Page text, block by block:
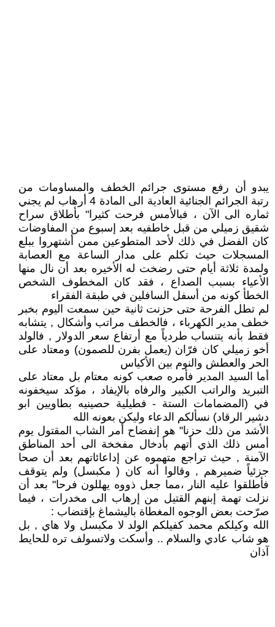
يبدو أن رفع مستوى جرائم الخطف والمساومات من
رتبة الجرائم الجنائية العادية الى المادة 4 أرهاب لم يجني
ثماره الى الآن ، فبالأمس فرحت كثيرا" بأطلاق سراح
شقيق زميلي من قبل خاطفيه بعد إسبوع من المفاوضات
كان الفضل في ذلك لأحد المتطوعين ممن أشتهروا ببلع
المسجلات حيث تكلم على مدار الساعة مع العصابة
ولمدة ثلاثة أيام حتى رضخت له الأخيره بعد أن نال منها
الأعياء بسبب الصداع ، فقد كان المخطوف الشخص
الخطأ كونه من أسفل السافلين في طبقة الفقراء
لم تطل الفرحة حتى حزنت ثانية حين سمعت اليوم بخبر
خطف مدير الكهرباء ، فالخطف مراتب وأشكال , يتشابه
فقط بأنه يتنساب طردياً مع أرتفاع سعر الدولار , فالولد
أخو زميلي كان فرّان (يعمل بفرن للصمون) ومعتاد على
الحر والعطش والنوم بين الأكياس
أما السيد المدير فأمره صعب كونه معتام بل معتاد على
التبريد والراتب الكبير والرفاه بالإيفاد ، مؤكد سيخفونه
في (المضمامات الستة - فطيلية حصينيه بطاويين ابو
دشير الرقاد) نسألكم الدعاء وليكن بعونه الله
الأشد من ذلك حزنا" هو إنفضاح أمر الشاب المقتول يوم
أمس ذلك الذي أتهم بأدخال مفخخة الى أحد المناطق
الآمنة , حيث تراجع متهموه عن إداعائاتهم بعد أن صحا
جزئياً ضميرهم , وقالوا أنه كان ( مكبسل) ولم يتوقف
فأطلقوا عليه النار ،مما جعل ذووه يهللون فرحا" بعد أن
نزلت تهمة إبنهم القتيل من إرهاب الى مخدرات ، فيما
صرّحت بعض الوجوه المغطاة باليشماغ بإقتضاب :
الله وكيلكم محمد كفيلكم الولد لا مكبسل ولا هاي , بل
هو شاب عادي والسلام .. وأسكت ولاتسولف تره للحايط
آذان